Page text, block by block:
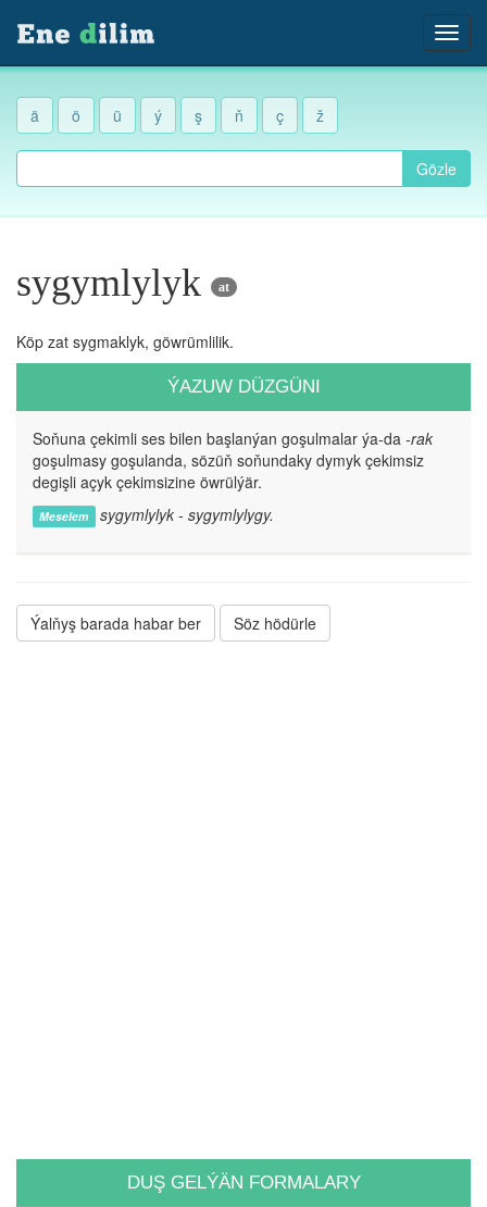
ä ö ü ý ş ň ç ž
Gözle
sygymlylyk at
Köp zat sygmaklyk, göwrümlilik.
ÝAZUW DÜZGÜNI
Soňuna çekimli ses bilen başlanýan goşulmalar ýa-da -rak
goşulmasy goşulanda, sözüň soňundaky dymyk çekimsiz
degişli açyk çekimsizine öwrülýär.
Meselem sygymlylyk - sygymlylygy.
Ýalňyş barada habar ber Söz hödürle
DUŞ GELÝÄN FORMALARY